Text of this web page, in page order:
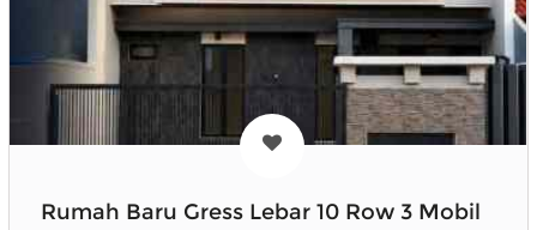
Rumah Baru Gress Lebar 10 Row 3 Mobil